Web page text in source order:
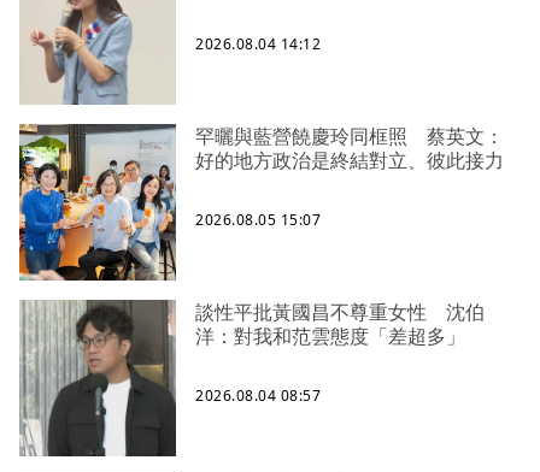
2026.08.04 14:12
罕曬與藍營饒慶玲同框照 蔡英文：
好的地方政治是終結對立、彼此接力
2026.08.05 15:07
談性平批黃國昌不尊重女性 沈伯
洋：對我和范雲態度「差超多」
2026.08.04 08:57